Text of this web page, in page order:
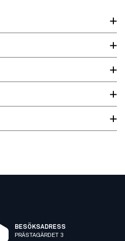
BESÖKSADRESS
PRÄSTAGÄRDET 3